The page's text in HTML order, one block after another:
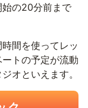
始の20分前まで
間を使ってレッ
トの予定が流動
オといえます。